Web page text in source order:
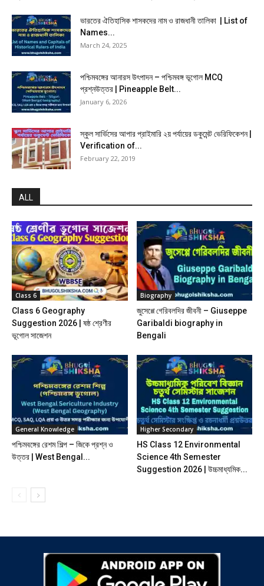
ভারতের ঐতিহাসিক শাসকদের নাম ও রাজধানী তালিকা | List of
Names...
March 24, 2025
পশ্চিমবঙ্গের আনারস উৎপাদন – পশ্চিমবঙ্গ ভূগোল MCQ
প্রশ্নউত্তর | Pineapple Belt...
January 6, 2026
স্কুল সার্ভিসের আপার প্রাইমারি ২য় পর্যায়ের ডকুমেন্ট ভেরিফিকেশন |
Verification of...
February 22, 2019
ALL
Class 6
Class 6 Geography
Suggestion 2026 | ষষ্ঠ শ্রেণীর
ভূগোল সাজেশন
Biography
জুসেপ্পে গেরিবলদির জীবনী – Giuseppe
Garibaldi biography in
Bengali
General Knowledge
পশ্চিমবঙ্গের রেশম শিল্প – জিকে প্রশ্ন ও
উত্তর | West Bengal...
Higher Secondary
HS Class 12 Environmental
Science 4th Semester
Suggestion 2026 | উচ্চমাধ্যমিক...